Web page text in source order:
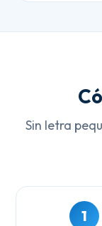
Sin letra
1